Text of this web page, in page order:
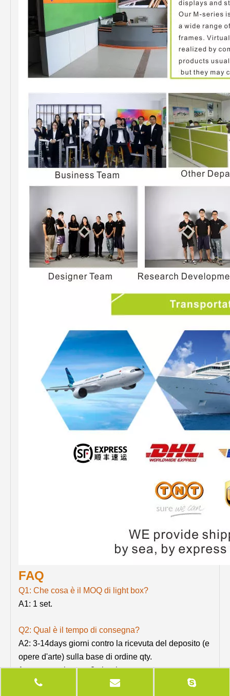
FAQ
Q1: Che cosa è il MOQ di light box?
A1: 1 set.
Q2: Qual è il tempo di consegna?
A2: 3-14days giorni contro la ricevuta del deposito (e
opere d'arte) sulla base di ordine qty.
1 set generalmente 3 giorni.